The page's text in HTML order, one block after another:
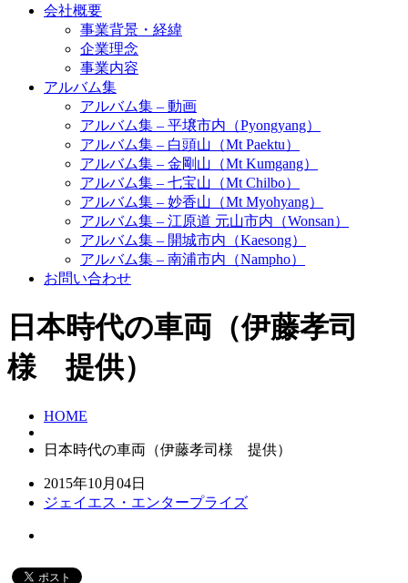
会社概要
事業背景・経緯
企業理念
事業内容
アルバム集
アルバム集 – 動画
アルバム集 – 平壌市内（Pyongyang）
アルバム集 – 白頭山（Mt Paektu）
アルバム集 – 金剛山（Mt Kumgang）
アルバム集 – 七宝山（Mt Chilbo）
アルバム集 – 妙香山（Mt Myohyang）
アルバム集 – 江原道 元山市内（Wonsan）
アルバム集 – 開城市内（Kaesong）
アルバム集 – 南浦市内（Nampho）
お問い合わせ
日本時代の車両（伊藤孝司
様 提供）
HOME
日本時代の車両（伊藤孝司様 提供）
2015年10月04日
ジェイエス・エンタープライズ